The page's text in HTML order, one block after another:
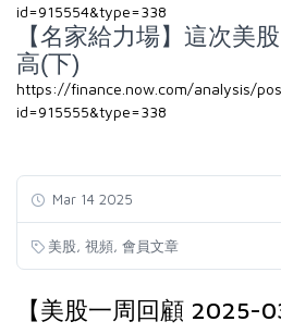
id=915554&type=338
【名家給力場】這次美
高(下)
https://finance.now.com/analysis/
id=915555&type=338
Mar 14 2025
美股 視頻 會員文章
【美股一周回顧 2025-